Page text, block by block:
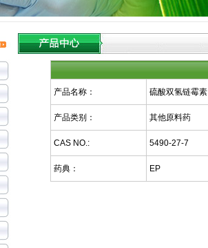
产品名称： 硫酸双氢链霉素
产品类别： 其他原料药
CAS NO.: 5490-27-7
药典： EP